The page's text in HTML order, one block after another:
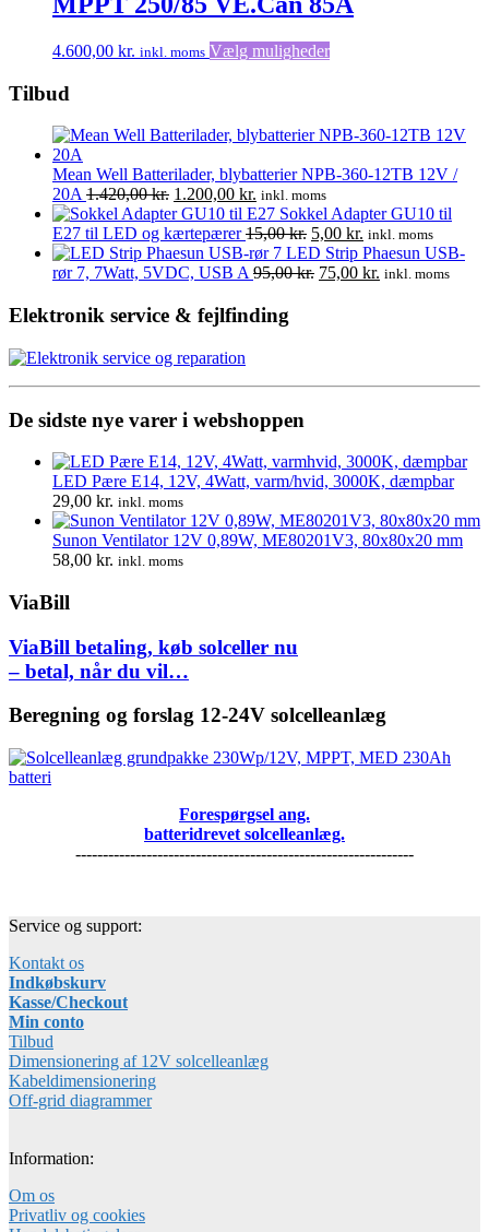
kan
på
varesiden
4.600,00 kr. inkl. moms Vælg mulighederDette
varianter.
Mulighederne
kan
vælges
på
varesiden
Tilbud
Mean Well Batterilader, blybatterier NPB-360-12TB 12V /
20A 1.420,00kr. Den
oprindelige
pris
var:
1.420,00 kr..
1.200,00 kr. Den
aktuelle
pris
er:
1.200,00 kr..
inkl. moms
Sokkel Adapter GU10 til
E27 til LED og kærtepærer 15,00kr. Den
oprindelige
pris
5,00 kr. Den
aktuelle
pris
inkl. moms
LED Strip Phaesun USB-
rør 7, 7Watt, 5VDC, USB A 95,00kr. Den
75,00 kr. Den
inkl. moms
Elektronik service & fejlfinding
De sidste nye varer i webshoppen
LED Pære E14, 12V, 4Watt, varm/hvid, 3000K, dæmpbar
29,00 kr. inkl. moms
Sunon Ventilator 12V 0,89W, ME80201V3, 80x80x20 mm
58,00 kr. inkl. moms
ViaBill
ViaBill betaling, køb solceller nu
– betal, når du vil…
Beregning og forslag 12-24V solcelleanlæg
Forespørgsel ang.
batteridrevet solcelleanlæg.
--------------------------------------------------------------
Service og support:
Kontakt os
Indkøbskurv
Kasse/Checkout
Min conto
Tilbud
Dimensionering af 12V solcelleanlæg
Kabeldimensionering
Off-grid diagrammer
Information:
Om os
Privatliv og cookies